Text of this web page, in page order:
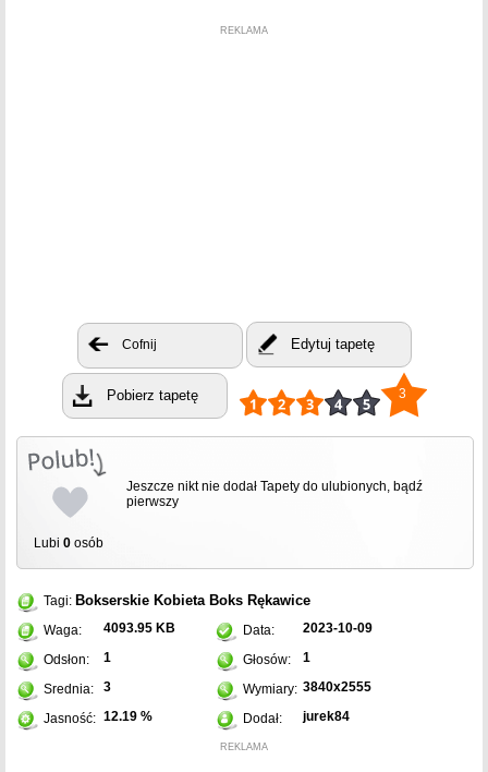
REKLAMA
Cofnij Edytuj tapetę
Pobierz tapetę 3
Lubi 0 osób
Jeszcze nikt nie dodał Tapety do ulubionych, bądź
pierwszy
Tagi: Bokserskie Kobieta Boks Rękawice
Waga: 4093.95 KB Data: 2023-10-09
Odsłon: 1 Głosów: 1
Srednia: 3 Wymiary: 3840x2555
Jasność: 12.19 % Dodał: jurek84
REKLAMA